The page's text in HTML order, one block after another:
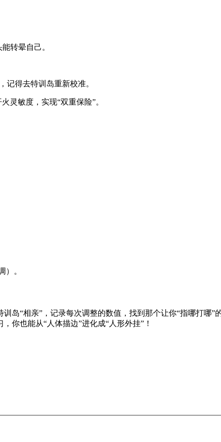
转晕自己。
记得去特训岛重新校准。
灵敏度，实现“双重保险”。
）。
岛“相亲”，记录每次调整的数值，找到那个让你“指哪打哪”
你也能从“人体描边”进化成“人形外挂”！